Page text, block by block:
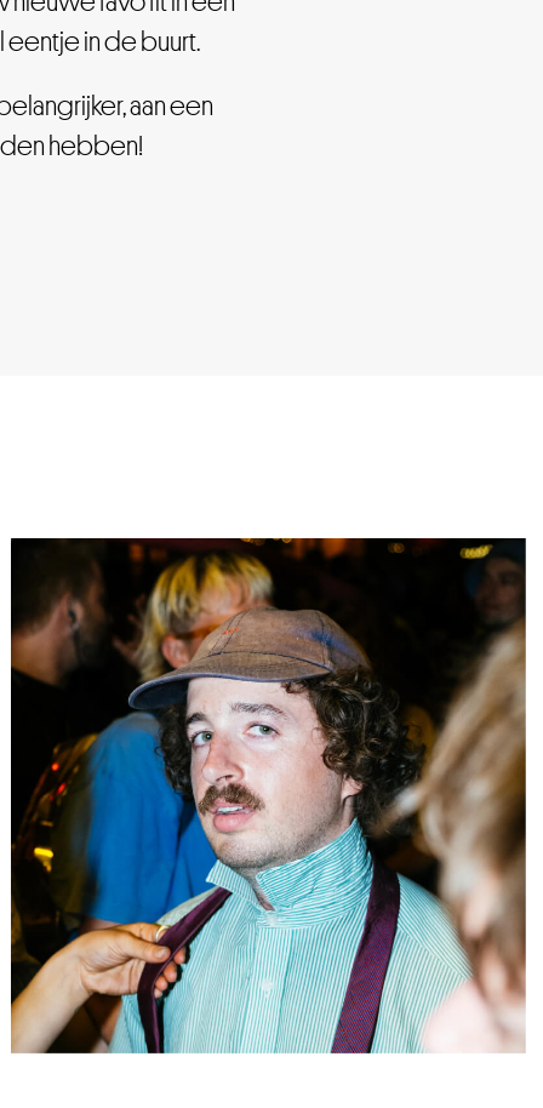
eentje in de buurt.
aan een
hebben!